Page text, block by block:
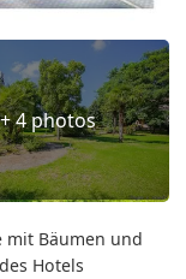
+ 4 photos
mit Bäumen und
Hotels